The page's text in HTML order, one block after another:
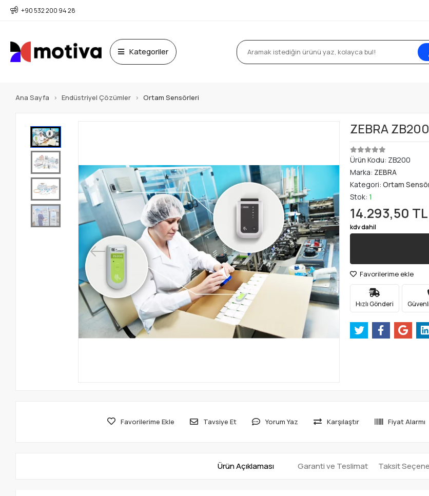
+90 532 200 94 28
Kategoriler
Ana Sayfa Endüstriyel Çözümler Ortam Sensörleri
ZEBRA
Ürün Kodu: ZB200
Marka: ZEBRA
Kategori: Ortam
Stok: 1
14.293,50 TL
kdv dahil
Favorilerime ekle
Hızlı Gönderi
Favorilerime Ekle Tavsiye Et Yorum Yaz Karşılaştır Fiyat Alarmı
Ürün Açıklaması Garanti ve Teslimat Taksit